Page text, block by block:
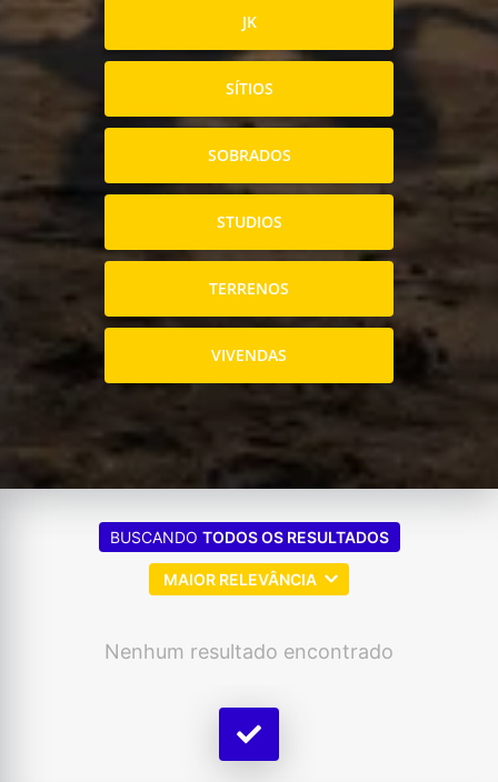
JK
SÍTIOS
SOBRADOS
STUDIOS
TERRENOS
VIVENDAS
BUSCANDO TODOS OS RESULTADOS
MAIOR RELEVÂNCIA
Nenhum resultado encontrado